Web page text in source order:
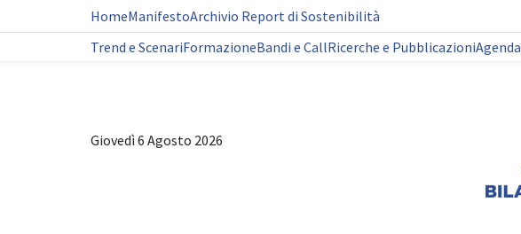
HomeManifestoArchivio Report di Sostenibilità
Trend e ScenariFormazioneBandi e CallRicerche e PubblicazioniAgenda
Giovedì 6 Agosto 2026